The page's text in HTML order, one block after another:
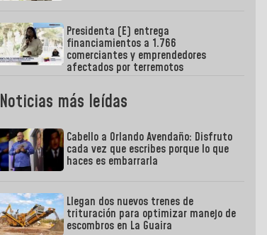
Presidenta (E) entrega
financiamientos a 1.766
comerciantes y emprendedores
afectados por terremotos
Noticias más leídas
Cabello a Orlando Avendaño: Disfruto
cada vez que escribes porque lo que
haces es embarrarla
Llegan dos nuevos trenes de
trituración para optimizar manejo de
escombros en La Guaira